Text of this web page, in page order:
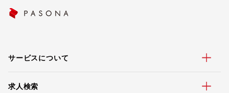
サービスについて
求人検索